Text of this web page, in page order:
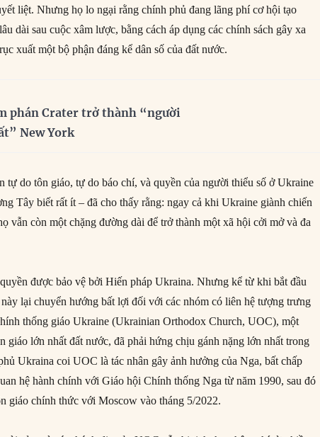
liệt. Nhưng họ lo ngại rằng chính phủ đang lãng phí cơ hội tạo
dài sau cuộc xâm lược, bằng cách áp dụng các chính sách gây xa
xuất một bộ phận đáng kể dân số của đất nước.
phán Crater trở thành “người
New York
tự do tôn giáo, tự do báo chí, và quyền của người thiểu số ở Ukraine
Tây biết rất ít – đã cho thấy rằng: ngay cả khi Ukraine giành chiến
vẫn còn một chặng đường dài để trở thành một xã hội cởi mở và đa
được bảo vệ bởi Hiến pháp Ukraina. Nhưng kể từ khi bắt đầu
lại chuyển hướng bất lợi đối với các nhóm có liên hệ tượng trưng
thống giáo Ukraine (Ukrainian Orthodox Church, UOC), một
giáo lớn nhất đất nước, đã phải hứng chịu gánh nặng lớn nhất trong
Ukraina coi UOC là tác nhân gây ảnh hưởng của Nga, bất chấp
hệ hành chính với Giáo hội Chính thống Nga từ năm 1990, sau đó
giáo chính thức với Moscow vào tháng 5/2022.